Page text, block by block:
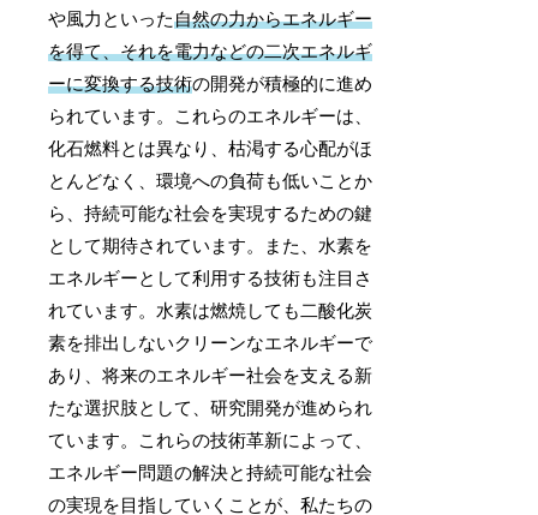
や風力といった自然の力からエネルギー
を得て、それを電力などの二次エネルギ
ーに変換する技術の開発が積極的に進め
られています。これらのエネルギーは、
化石燃料とは異なり、枯渇する心配がほ
とんどなく、環境への負荷も低いことか
ら、持続可能な社会を実現するための鍵
として期待されています。また、水素を
エネルギーとして利用する技術も注目さ
れています。水素は燃焼しても二酸化炭
素を排出しないクリーンなエネルギーで
あり、将来のエネルギー社会を支える新
たな選択肢として、研究開発が進められ
ています。これらの技術革新によって、
エネルギー問題の解決と持続可能な社会
の実現を目指していくことが、私たちの